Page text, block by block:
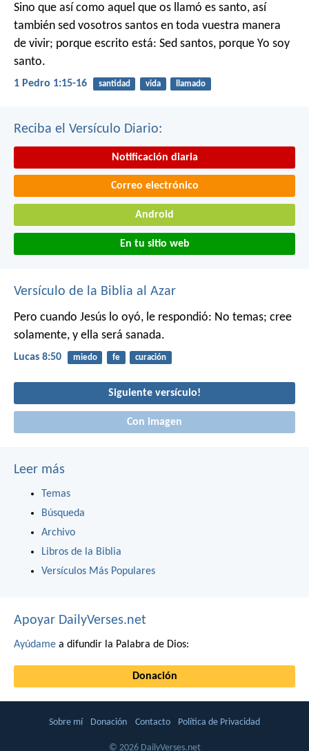
Sino que así como aquel que os llamó es santo, así
también sed vosotros santos en toda vuestra manera
de vivir; porque escrito está: Sed santos, porque Yo soy
santo.
1 Pedro 1:15-16 santidad vida llamado
Reciba el Versículo Diario:
Notificación diaria
Correo electrónico
Android
En tu sitio web
Versículo de la Biblia al Azar
Pero cuando Jesús lo oyó, le respondió: No temas; cree
solamente, y ella será sanada.
Lucas 8:50 miedo fe curación
Siguiente versículo!
Con imagen
Leer más
Temas
Búsqueda
Archivo
Libros de la Biblia
Versículos Más Populares
Apoyar DailyVerses.net
Ayúdame a difundir la Palabra de Dios:
Donación
Sobre mí Donación Contacto Política de Privacidad
© 2026 DailyVerses.net